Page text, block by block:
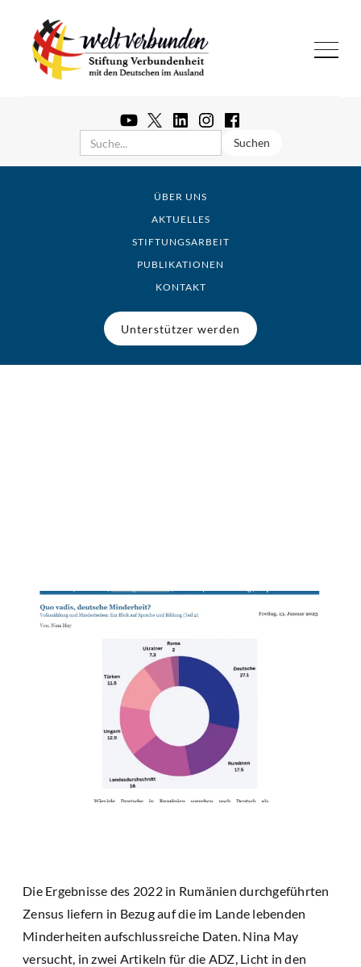
ÜBER UNS
AKTUELLES
STIFTUNGSARBEIT
PUBLIKATIONEN
KONTAKT
Unterstützer werden
Die Ergebnisse des 2022 in Rumänien durchgeführten
Zensus liefern in Bezug auf die im Lande lebenden
Minderheiten aufschlussreiche Daten. Nina May
versucht, in zwei Artikeln für die ADZ, Licht in den